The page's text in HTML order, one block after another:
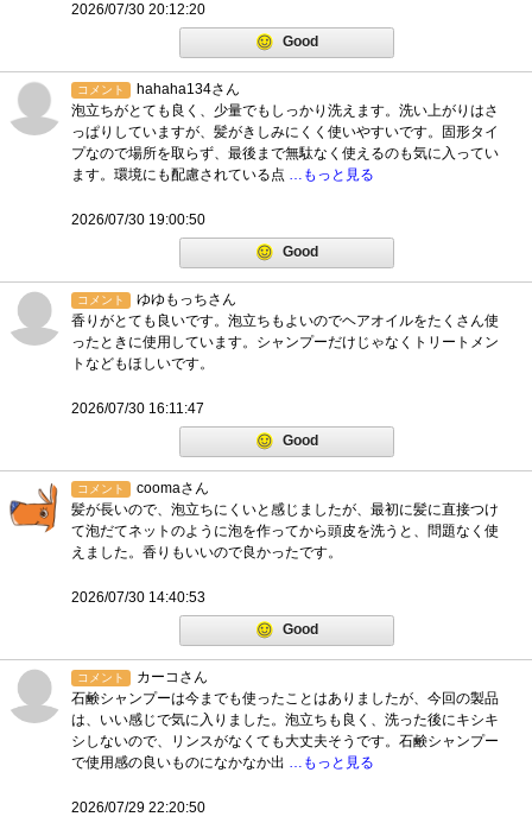
2026/07/30 20:12:20
Good
コメント
hahaha134さん
泡立ちがとても良く、少量でもしっかり洗えます。洗い上がりはさ
っぱりしていますが、髪がきしみにくく使いやすいです。固形タイ
プなので場所を取らず、最後まで無駄なく使えるのも気に入ってい
ます。環境にも配慮されている点 …もっと見る
2026/07/30 19:00:50
Good
コメント
ゆゆもっちさん
香りがとても良いです。泡立ちもよいのでヘアオイルをたくさん使
ったときに使用しています。シャンプーだけじゃなくトリートメン
トなどもほしいです。
2026/07/30 16:11:47
Good
コメント
coomaさん
髪が長いので、泡立ちにくいと感じましたが、最初に髪に直接つけ
て泡だてネットのように泡を作ってから頭皮を洗うと、問題なく使
えました。香りもいいので良かったです。
2026/07/30 14:40:53
Good
コメント
カーコさん
石鹸シャンプーは今までも使ったことはありましたが、今回の製品
は、いい感じで気に入りました。泡立ちも良く、洗った後にキシキ
シしないので、リンスがなくても大丈夫そうです。石鹸シャンプー
で使用感の良いものになかなか出 …もっと見る
2026/07/29 22:20:50